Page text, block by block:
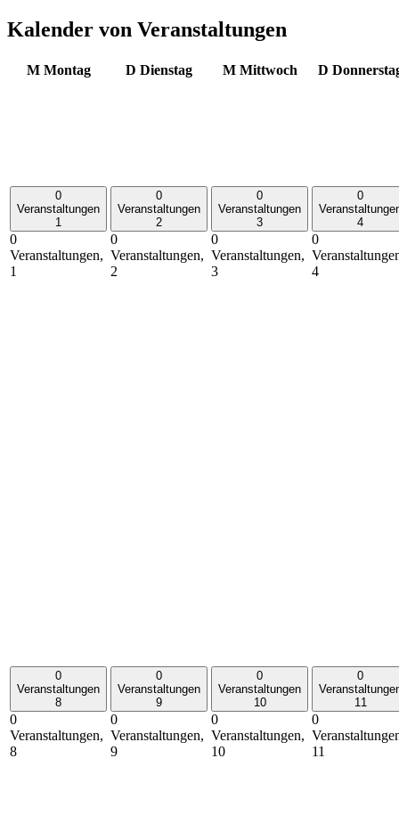
Kalender von Veranstaltungen
M Montag D Dienstag M Mittwoch D
0
Veranstaltungen
1
0
Veranstaltungen,
1
0
Veranstaltungen
2
0
Veranstaltungen,
2
0
Veranstaltungen
3
0
Veranstaltungen,
3
0
4
0
4
0
Veranstaltungen
8
0
Veranstaltungen,
8
0
Veranstaltungen
9
0
Veranstaltungen,
9
0
Veranstaltungen
10
0
Veranstaltungen,
10
0
11
0
11